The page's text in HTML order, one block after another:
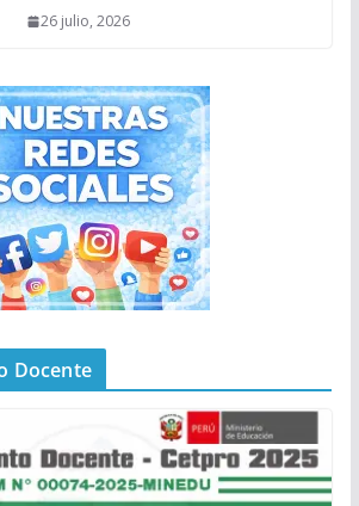
26 julio, 2026
Docente